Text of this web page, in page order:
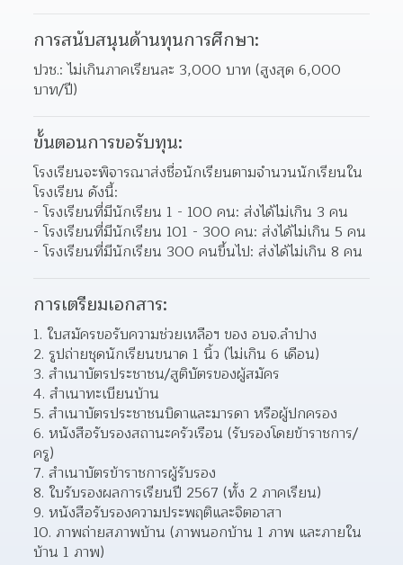
การสนับสนุนด้านทุนการศึกษา:
ปวช.: ไม่เกินภาคเรียนละ 3,000 บาท (สูงสุด 6,000
บาท/ปี)
ขั้นตอนการขอรับทุน:
โรงเรียนจะพิจารณาส่งชื่อนักเรียนตามจำนวนนักเรียนใน
โรงเรียน ดังนี้:
- โรงเรียนที่มีนักเรียน 1 - 100 คน: ส่งได้ไม่เกิน 3 คน
- โรงเรียนที่มีนักเรียน 101 - 300 คน: ส่งได้ไม่เกิน 5 คน
- โรงเรียนที่มีนักเรียน 300 คนขึ้นไป: ส่งได้ไม่เกิน 8 คน
การเตรียมเอกสาร:
1. ใบสมัครขอรับความช่วยเหลือฯ ของ อบจ.ลำปาง
2. รูปถ่ายชุดนักเรียนขนาด 1 นิ้ว (ไม่เกิน 6 เดือน)
3. สำเนาบัตรประชาชน/สูติบัตรของผู้สมัคร
4. สำเนาทะเบียนบ้าน
5. สำเนาบัตรประชาชนบิดาและมารดา หรือผู้ปกครอง
6. หนังสือรับรองสถานะครัวเรือน (รับรองโดยข้าราชการ/
ครู)
7. สำเนาบัตรข้าราชการผู้รับรอง
8. ใบรับรองผลการเรียนปี 2567 (ทั้ง 2 ภาคเรียน)
9. หนังสือรับรองความประพฤติและจิตอาสา
10. ภาพถ่ายสภาพบ้าน (ภาพนอกบ้าน 1 ภาพ และภายใน
บ้าน 1 ภาพ)